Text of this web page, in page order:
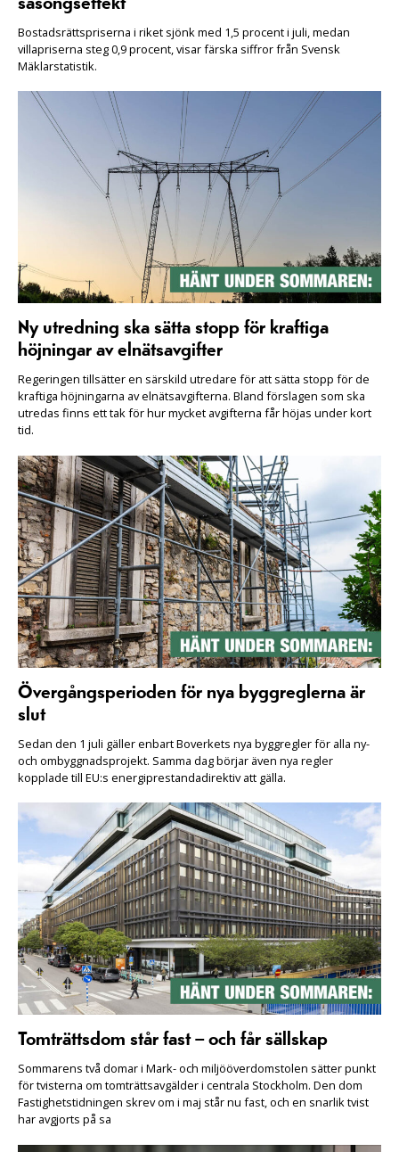
Bostadsrättspriserna i riket sjönk med 1,5 procent i juli, medan
villapriserna steg 0,9 procent, visar färska siffror från Svensk
Mäklarstatistik.
Ny utredning ska sätta stopp för kraftiga
höjningar av elnätsavgifter
Regeringen tillsätter en särskild utredare för att sätta stopp för de
kraftiga höjningarna av elnätsavgifterna. Bland förslagen som ska
utredas finns ett tak för hur mycket avgifterna får höjas under kort
tid.
Övergångsperioden för nya byggreglerna är
slut
Sedan den 1 juli gäller enbart Boverkets nya byggregler för alla ny-
och ombyggnadsprojekt. Samma dag börjar även nya regler
kopplade till EU:s energiprestandadirektiv att gälla.
Tomträttsdom står fast – och får sällskap
Sommarens två domar i Mark- och miljööverdomstolen sätter punkt
för tvisterna om tomträttsavgälder i centrala Stockholm. Den dom
Fastighetstidningen skrev om i maj står nu fast, och en snarlik tvist
har avgjorts på sa